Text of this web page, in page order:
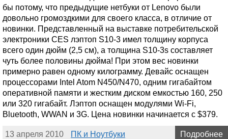
бы потому, что предыдущие нетбуки от Lenovo были
довольно громоздкими для своего класса, в отличие от
новинки. Представленный на выставке потребительской
электроники CES лэптоп S10-3 имел толщину корпуса
всего один дюйм (2,5 см), а толщина S10-3s составляет
чуть более половины дюйма! При этом вес новинки
примерно равен одному килограмму. Девайс оснащен
процессорами Intel Atom N450/N470, одним гигабайтом
оперативной памяти и жестким диском емкостью 160, 250
или 320 гигабайт. Лэптоп оснащен модулями Wi-Fi,
Bluetooth, WWAN и 3G. Цена новинки начинается с $379.
13 апреля 2010 ПК и Ноутбуки Подробнее